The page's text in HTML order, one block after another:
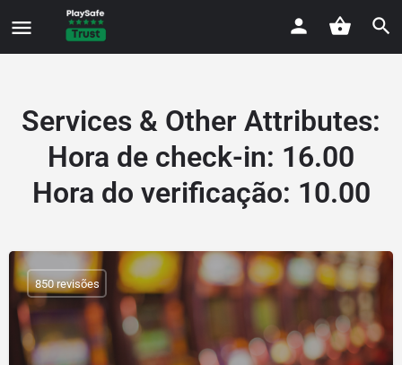
Services & Other Attributes:
Hora de check-in: 16.00
Hora do verificação: 10.00
850 revisões